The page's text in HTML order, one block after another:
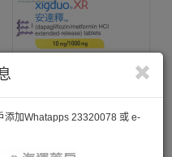
添加Whatapps 23320078 或 e-